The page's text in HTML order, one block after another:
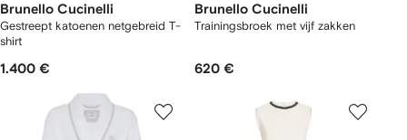
Brunello Cucinelli
Gestreept katoenen netgebreid T-
shirt
1.400 €
Brunello Cucinelli
Trainingsbroek met vijf zakken
620 €